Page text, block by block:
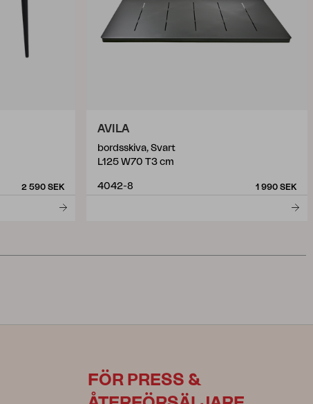
2 590 SEK
AVILA
bordsskiva, Svart
L125 W70 T3 cm
4042-8 1 990 SEK
FÖR PRESS &